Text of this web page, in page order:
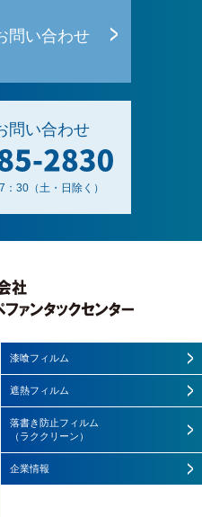
問い合わせ
問い合わせ
30（土・日除く）
漆喰フィルム
遮熱フィルム
落書き防止フィルム
（ラククリーン）
企業情報